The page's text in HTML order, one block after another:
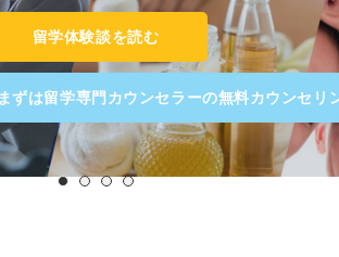
留学体験談を読む
ずは留学専門カウンセラーの無料カウンセリ